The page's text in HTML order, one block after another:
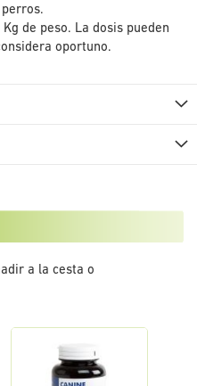
de peso. La dosis pueden
oportuno.
a la cesta o